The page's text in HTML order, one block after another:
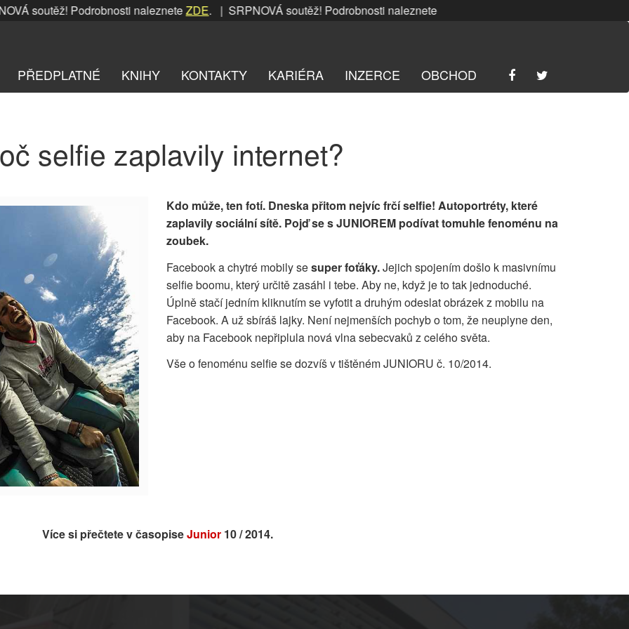
Podrobnosti nalezneteZDE. | SRPNOVÁ soutěž! Podrobnosti nalezneteZDE. | SRPNOVÁ soutěž! Podrobnosti
PŘEDPLATNÉ KNIHY KONTAKTY KARIÉRA INZERCE OBCHOD
selfie zaplavily internet?
Kdo může, ten fotí. Dneska přitom nejvíc frčí selfie! Autoportréty, které
zaplavily sociální sítě. Pojď se s JUNIOREM podívat tomuhle fenoménu na
zoubek.
Facebook a chytré mobily sesuper foťáky.Jejich spojením došlo k masivnímu
selfie boomu, který určitě zasáhl i tebe. Aby ne, když je to tak jednoduché.
Úplně stačí jedním kliknutím se vyfotit a druhým odeslat obrázek z mobilu na
Facebook. A už sbíráš lajky. Není nejmenších pochyb o tom, že neuplyne den,
aby na Facebook nepřiplula nová vlna sebecvaků z celého světa.
Vše o fenoménu selfie se dozvíš v tištěném JUNIORU č. 10/2014.
Více si přečtete v časopiseJunior10 / 2014.